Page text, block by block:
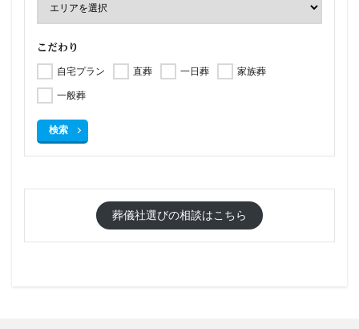
こだわり
自宅プラン 直葬 一日葬
家族葬
一般葬
検索
葬儀社選びの相談はこちら